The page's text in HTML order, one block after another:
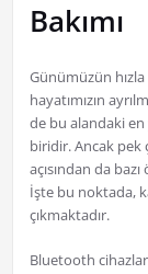
Bakımı
Günümüzün
hayatımızın
de bu alandaki
biridir. Ancak pek
açısından da
İşte bu noktada,
çıkmaktadır.
Bluetooth